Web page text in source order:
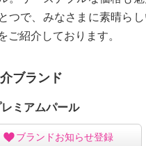
つで、みなさまに素晴ら
ご紹介しております。
ブランド
レミアムパール
ブランドお知らせ登録